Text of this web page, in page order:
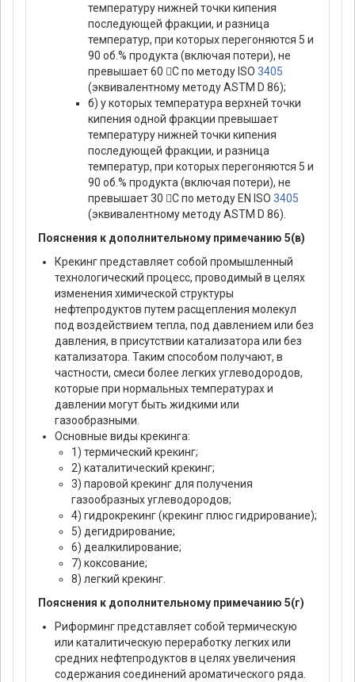
температуру нижней точки кипения
последующей фракции, и разница
температур, при которых перегоняются 5 и
90 об.% продукта (включая потери), не
превышает 60 С по методу ISO 3405
(эквивалентному методу ASTM D 86);
б) у которых температура верхней точки
кипения одной фракции превышает
температуру нижней точки кипения
последующей фракции, и разница
температур, при которых перегоняются 5 и
90 об.% продукта (включая потери), не
превышает 30 С по методу EN ISO 3405
(эквивалентному методу ASTM D 86).
Пояснения к дополнительному примечанию 5(в)
Крекинг представляет собой промышленный
технологический процесс, проводимый в целях
изменения химической структуры
нефтепродуктов путем расщепления молекул
под воздействием тепла, под давлением или без
давления, в присутствии катализатора или без
катализатора. Таким способом получают, в
частности, смеси более легких углеводородов,
которые при нормальных температурах и
давлении могут быть жидкими или
газообразными.
Основные виды крекинга:
1) термический крекинг;
2) каталитический крекинг;
3) паровой крекинг для получения
газообразных углеводородов;
4) гидрокрекинг (крекинг плюс гидрирование);
5) дегидрирование;
6) деалкилирование;
7) коксование;
8) легкий крекинг.
Пояснения к дополнительному примечанию 5(г)
Риформинг представляет собой термическую
или каталитическую переработку легких или
средних нефтепродуктов в целях увеличения
содержания соединений ароматического ряда.